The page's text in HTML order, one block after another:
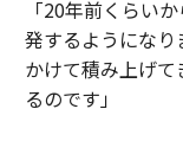
「20年前くらい
発するようにな
かけて積み上げ
るのです」